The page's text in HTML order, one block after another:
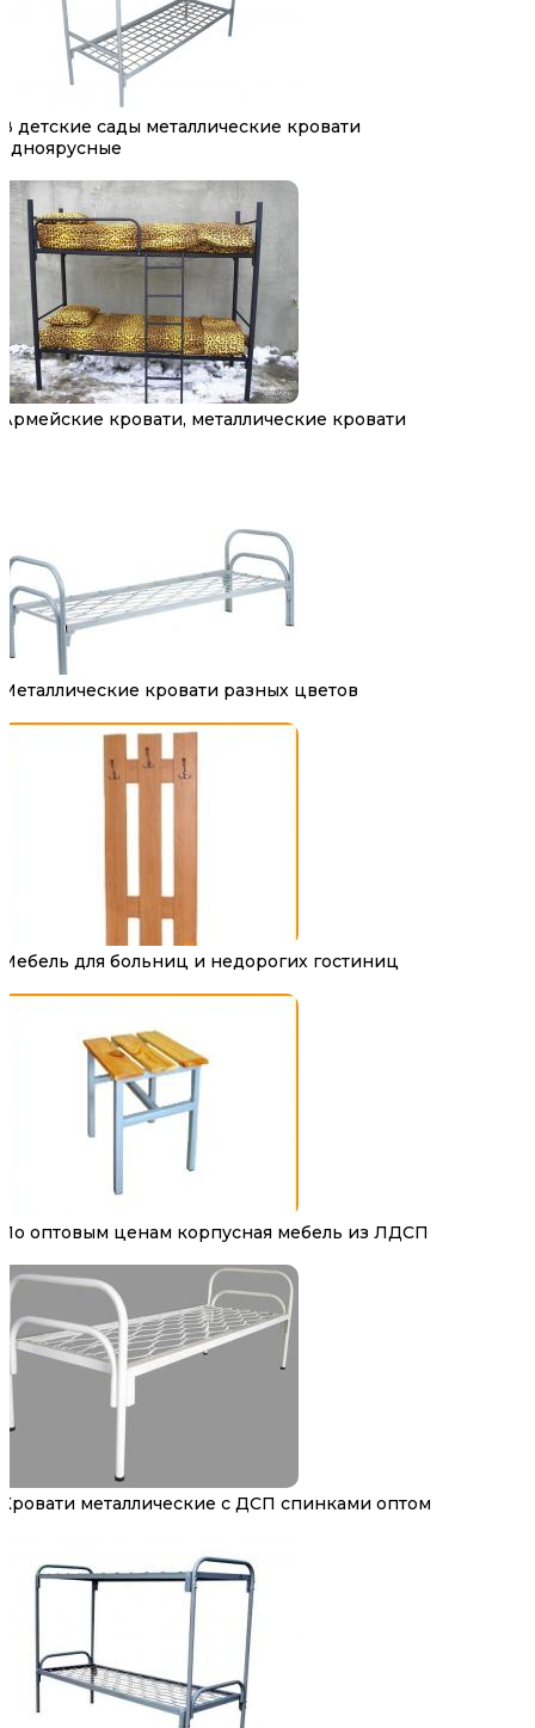
В детские сады металлические кровати
одноярусные
Армейские кровати, металлические кровати
Металлические кровати разных цветов
Мебель для больниц и недорогих гостиниц
По оптовым ценам корпусная мебель из ЛДСП
Кровати металлические с ДСП спинками оптом